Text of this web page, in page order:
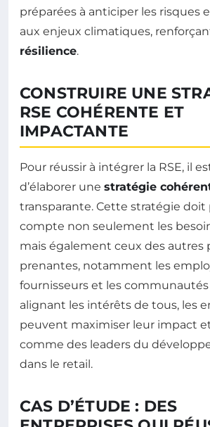
préparées à anticiper les risques
aux enjeux climatiques,
résilience.
CONSTRUIRE UNE
RSE COHÉRENTE ET
IMPACTANTE
Pour réussir à intégrer la RSE, il
d’élaborer une stratégie
transparante. Cette stratégie doit
compte non seulement les
mais également ceux des autres
prenantes, notamment les
fournisseurs et les communautés
alignant les intérêts de tous, les
peuvent maximiser leur impact
comme des leaders du
dans le retail.
CAS D’ÉTUDE : DES